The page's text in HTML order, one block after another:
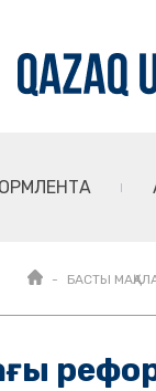
БАСТЫ